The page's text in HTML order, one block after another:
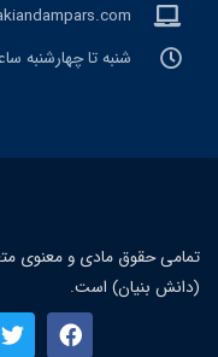
شنبه تا چهارشنبه ساعت 8
تمامی حقوق مادی و معنوی
(دانش بنیان) است.